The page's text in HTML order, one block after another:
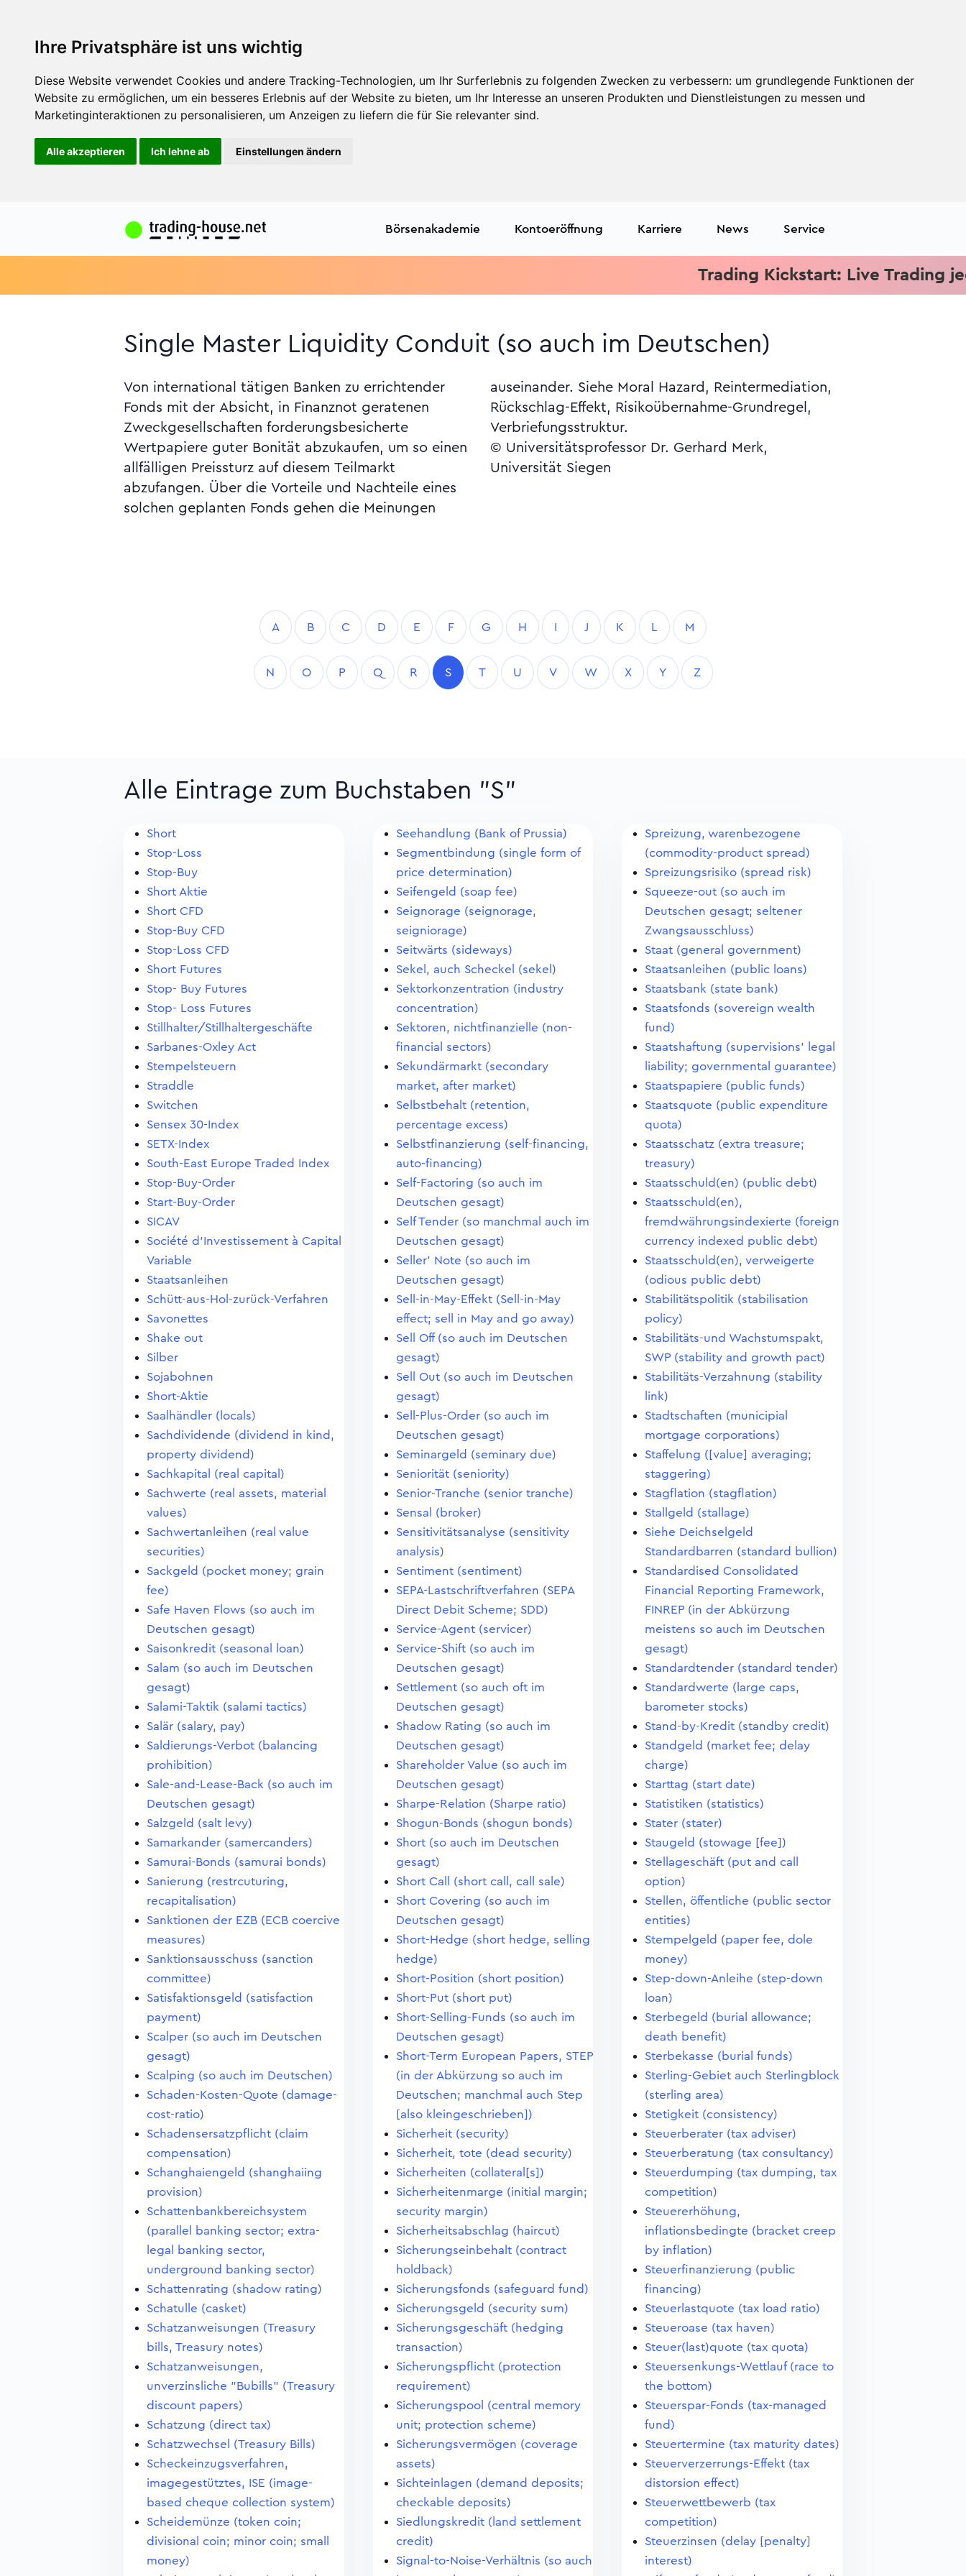
Ihre Privatsphäre ist uns wichtig
Diese Website verwendet Cookies und andere Tracking-Technologien, um Ihr Surferlebnis zu folgenden Zwecken zu verbessern: um grundlegende Funktionen der
Website zu ermöglichen, um ein besseres Erlebnis auf der Website zu bieten, um Ihr Interesse an unseren Produkten und Dienstleistungen zu messen und
Marketinginteraktionen zu personalisieren, um Anzeigen zu liefern die für Sie relevanter sind.
Alle akzeptieren Ich lehne ab Einstellungen ändern
Börsenakademie Kontoeröffnung Karriere News Service
Trading Kickstart: Live Trading jeden
Single Master Liquidity Conduit (so auch im Deutschen)
Von international tätigen Banken zu errichtender
Fonds mit der Absicht, in Finanznot geratenen
Zweckgesellschaften forderungsbesicherte
Wertpapiere guter Bonität abzukaufen, um so einen
allfälligen Preissturz auf diesem Teilmarkt
abzufangen. Über die Vorteile und Nachteile eines
solchen geplanten Fonds gehen die Meinungen
auseinander. Siehe Moral Hazard, Reintermediation,
Rückschlag-Effekt, Risikoübernahme-Grundregel,
Verbriefungsstruktur.
© Universitätsprofessor Dr. Gerhard Merk,
Universität Siegen
A B C D E F G H I J K L M
N O P Q R S T U V W X Y Z
Alle Eintrage zum Buchstaben "S"
Short
Stop-Loss
Stop-Buy
Short Aktie
Short CFD
Stop-Buy CFD
Stop-Loss CFD
Short Futures
Stop- Buy Futures
Stop- Loss Futures
Stillhalter/Stillhaltergeschäfte
Sarbanes-Oxley Act
Stempelsteuern
Straddle
Switchen
Sensex 30-Index
SETX-Index
South-East Europe Traded Index
Stop-Buy-Order
Start-Buy-Order
SICAV
Société d'Investissement à Capital
Variable
Staatsanleihen
Schütt-aus-Hol-zurück-Verfahren
Savonettes
Shake out
Silber
Sojabohnen
Short-Aktie
Saalhändler (locals)
Sachdividende (dividend in kind,
property dividend)
Sachkapital (real capital)
Sachwerte (real assets, material
values)
Sachwertanleihen (real value
securities)
Sackgeld (pocket money; grain
fee)
Safe Haven Flows (so auch im
Deutschen gesagt)
Saisonkredit (seasonal loan)
Salam (so auch im Deutschen
gesagt)
Salami-Taktik (salami tactics)
Salär (salary, pay)
Saldierungs-Verbot (balancing
prohibition)
Sale-and-Lease-Back (so auch im
Deutschen gesagt)
Salzgeld (salt levy)
Samarkander (samercanders)
Samurai-Bonds (samurai bonds)
Sanierung (restrcuturing,
recapitalisation)
Sanktionen der EZB (ECB coercive
measures)
Sanktionsausschuss (sanction
committee)
Satisfaktionsgeld (satisfaction
payment)
Scalper (so auch im Deutschen
gesagt)
Scalping (so auch im Deutschen)
Schaden-Kosten-Quote (damage-
cost-ratio)
Schadensersatzpflicht (claim
compensation)
Schanghaiengeld (shanghaiing
provision)
Schattenbankbereichsystem
(parallel banking sector; extra-
legal banking sector,
underground banking sector)
Schattenrating (shadow rating)
Schatulle (casket)
Schatzanweisungen (Treasury
bills, Treasury notes)
Schatzanweisungen,
unverzinsliche "Bubills" (Treasury
discount papers)
Schatzung (direct tax)
Schatzwechsel (Treasury Bills)
Scheckeinzugsverfahren,
imagegestütztes, ISE (image-
based cheque collection system)
Scheidemünze (token coin;
divisional coin; minor coin; small
money)
Seehandlung (Bank of Prussia)
Segmentbindung (single form of
price determination)
Seifengeld (soap fee)
Seignorage (seignorage,
seigniorage)
Seitwärts (sideways)
Sekel, auch Scheckel (sekel)
Sektorkonzentration (industry
concentration)
Sektoren, nichtfinanzielle (non-
financial sectors)
Sekundärmarkt (secondary
market, after market)
Selbstbehalt (retention,
percentage excess)
Selbstfinanzierung (self-financing,
auto-financing)
Self-Factoring (so auch im
Deutschen gesagt)
Self Tender (so manchmal auch im
Deutschen gesagt)
Seller' Note (so auch im
Deutschen gesagt)
Sell-in-May-Effekt (Sell-in-May
effect; sell in May and go away)
Sell Off (so auch im Deutschen
gesagt)
Sell Out (so auch im Deutschen
gesagt)
Sell-Plus-Order (so auch im
Deutschen gesagt)
Seminargeld (seminary due)
Seniorität (seniority)
Senior-Tranche (senior tranche)
Sensal (broker)
Sensitivitätsanalyse (sensitivity
analysis)
Sentiment (sentiment)
SEPA-Lastschriftverfahren (SEPA
Direct Debit Scheme; SDD)
Service-Agent (servicer)
Service-Shift (so auch im
Deutschen gesagt)
Settlement (so auch oft im
Deutschen gesagt)
Shadow Rating (so auch im
Deutschen gesagt)
Shareholder Value (so auch im
Deutschen gesagt)
Sharpe-Relation (Sharpe ratio)
Shogun-Bonds (shogun bonds)
Short (so auch im Deutschen
gesagt)
Short Call (short call, call sale)
Short Covering (so auch im
Deutschen gesagt)
Short-Hedge (short hedge, selling
hedge)
Short-Position (short position)
Short-Put (short put)
Short-Selling-Funds (so auch im
Deutschen gesagt)
Short-Term European Papers, STEP
(in der Abkürzung so auch im
Deutschen; manchmal auch Step
[also kleingeschrieben])
Sicherheit (security)
Sicherheit, tote (dead security)
Sicherheiten (collateral[s])
Sicherheitenmarge (initial margin;
security margin)
Sicherheitsabschlag (haircut)
Sicherungseinbehalt (contract
holdback)
Sicherungsfonds (safeguard fund)
Sicherungsgeld (security sum)
Sicherungsgeschäft (hedging
transaction)
Sicherungspflicht (protection
requirement)
Sicherungspool (central memory
unit; protection scheme)
Sicherungsvermögen (coverage
assets)
Sichteinlagen (demand deposits;
checkable deposits)
Siedlungskredit (land settlement
credit)
Signal-to-Noise-Verhältnis (so auch
Spreizung, warenbezogene
(commodity-product spread)
Spreizungsrisiko (spread risk)
Squeeze-out (so auch im
Deutschen gesagt; seltener
Zwangsausschluss)
Staat (general government)
Staatsanleihen (public loans)
Staatsbank (state bank)
Staatsfonds (sovereign wealth
fund)
Staatshaftung (supervisions' legal
liability; governmental guarantee)
Staatspapiere (public funds)
Staatsquote (public expenditure
quota)
Staatsschatz (extra treasure;
treasury)
Staatsschuld(en) (public debt)
Staatsschuld(en),
fremdwährungsindexierte (foreign
currency indexed public debt)
Staatsschuld(en), verweigerte
(odious public debt)
Stabilitätspolitik (stabilisation
policy)
Stabilitäts-und Wachstumspakt,
SWP (stability and growth pact)
Stabilitäts-Verzahnung (stability
link)
Stadtschaften (municipial
mortgage corporations)
Staffelung ([value] averaging;
staggering)
Stagflation (stagflation)
Stallgeld (stallage)
Siehe Deichselgeld
Standardbarren (standard bullion)
Standardised Consolidated
Financial Reporting Framework,
FINREP (in der Abkürzung
meistens so auch im Deutschen
gesagt)
Standardtender (standard tender)
Standardwerte (large caps,
barometer stocks)
Stand-by-Kredit (standby credit)
Standgeld (market fee; delay
charge)
Starttag (start date)
Statistiken (statistics)
Stater (stater)
Staugeld (stowage [fee])
Stellageschäft (put and call
option)
Stellen, öffentliche (public sector
entities)
Stempelgeld (paper fee, dole
money)
Step-down-Anleihe (step-down
loan)
Sterbegeld (burial allowance;
death benefit)
Sterbekasse (burial funds)
Sterling-Gebiet auch Sterlingblock
(sterling area)
Stetigkeit (consistency)
Steuerberater (tax adviser)
Steuerberatung (tax consultancy)
Steuerdumping (tax dumping, tax
competition)
Steuererhöhung,
inflationsbedingte (bracket creep
by inflation)
Steuerfinanzierung (public
financing)
Steuerlastquote (tax load ratio)
Steueroase (tax haven)
Steuer(last)quote (tax quota)
Steuersenkungs-Wettlauf (race to
the bottom)
Steuerspar-Fonds (tax-managed
fund)
Steuertermine (tax maturity dates)
Steuerverzerrungs-Effekt (tax
distorsion effect)
Steuerwettbewerb (tax
competition)
Steuerzinsen (delay [penalty]
interest)